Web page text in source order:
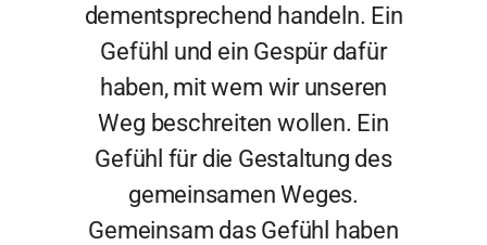
dementsprechend handeln. Ein
Gefühl und ein Gespür dafür
haben, mit wem wir unseren
Weg beschreiten wollen. Ein
Gefühl für die Gestaltung des
gemeinsamen Weges.
Gemeinsam das Gefühl haben